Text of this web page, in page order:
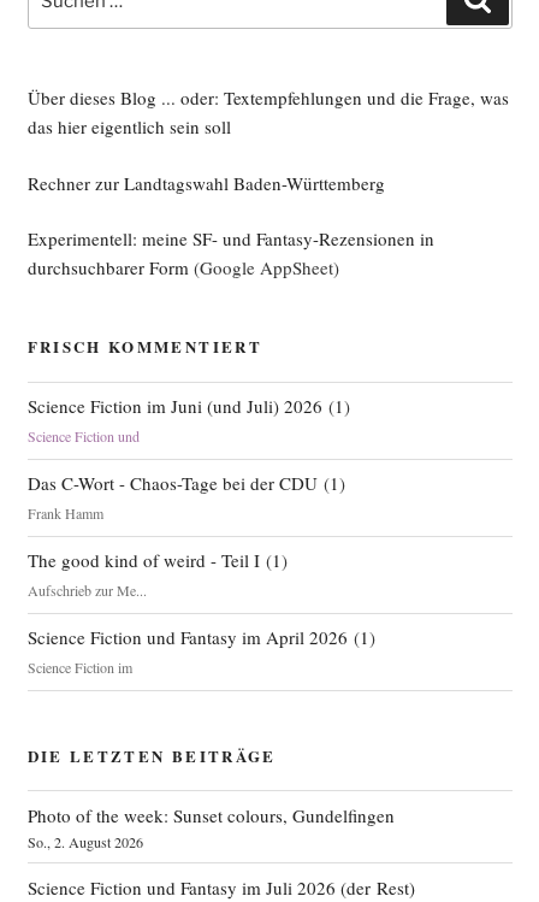
nach:
Über dieses Blog ... oder: Textempfehlungen und die Frage, was
das hier eigentlich sein soll
Rechner zur Landtagswahl Baden-Württemberg
Experimentell: meine SF- und Fantasy-Rezensionen in
durchsuchbarer Form(Google AppSheet)
FRISCH KOMMENTIERT
Science Fiction im Juni (und Juli) 2026 (1)
Science Fiction und
Das C-Wort - Chaos-Tage bei der CDU(1)
Frank Hamm
The good kind of weird - Teil I(1)
Aufschrieb zur Me...
Science Fiction und Fantasy im April 2026 (1)
Science Fiction im
DIE LETZTEN BEITRÄGE
Photo of the week: Sunset colours, Gundelfingen
So., 2. August 2026
Science Fiction und Fantasy im Juli 2026 (der Rest)